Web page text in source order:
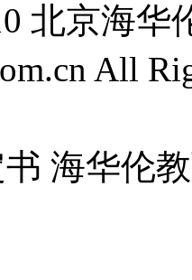
北京海
All
海华伦